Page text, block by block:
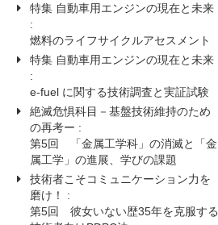
特集 自動車用エンジンの現在と未来
:
燃料のライフサイクルアセスメント
特集 自動車用エンジンの現在と未来
:
e-fuel に関する技術調査と実証試験
絶滅危惧科目－基盤技術維持のため
の再考ー :
第5回 「金属工学科」の消滅と「金
属工学」の進展、学びの課題
技術者こそコミュニケーション力を
磨け！ :
第5回 彼女いない歴35年を克服する